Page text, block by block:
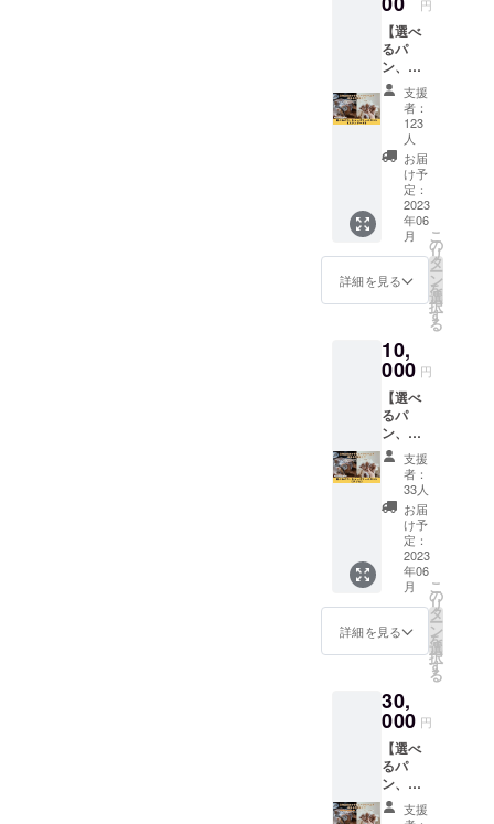
子様も安心
して食べら
シンプルで
美味しい体
が喜ぶ米粉
パン♡
円
【選べ
るパ
ン、
シュー
クリー
ムセッ
ト《ス
タン
ダー
ド》】
3,800円
分のパ
ンや
シュー
クリー
セージ
(美味し
るアイ
デアも
紹介)を
添えて
お届け
しま
す。
(クール
便送料
1200円
込) 以下
の4種類
のセッ
トの中
をお選
びいた
だけま
す。 ①
パン＋
シュー
クリー
支援
者：
123
人
お届
け予
定：
2023
年06
月
詳細を見る
こ
の
リ
タ
ー
ン
を
選
択
す
る
10,
000 円
【選べ
るパ
ン、
シュー
クリー
ムセッ
ト《ダ
ル》】
9,300円
分のパ
ンや
シュー
クリー
ムをお
送料
（クー
ル便
1200
円）込
みなの
で、500
支援
者：
33人
お届
け予
定：
2023
年06
月
詳細を見る
こ
の
リ
タ
ー
ン
を
選
択
す
る
30,
000 円
【選べ
るパ
ン、
シュー
クリー
支援